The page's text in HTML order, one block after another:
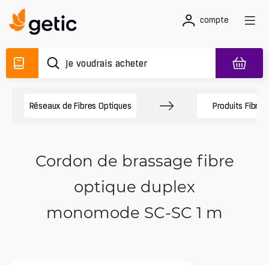
compte
Réseaux de Fibres Optiques Produits Fibre
Cordon de brassage fibre
optique duplex
monomode SC-SC 1 m